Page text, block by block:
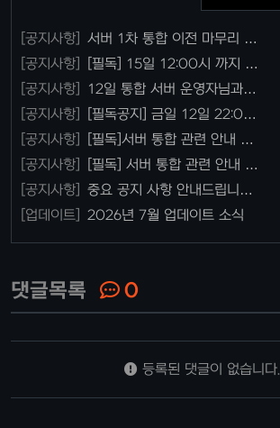
[공지사항]
서버 1차 통합 이전 마무리 16
일날에 마무리 됩니다.
[공지사항]
[필독] 15일 12:00시 까지 1
차 이전 신청 마무리 합니다.
[공지사항]
12일 통합 서버 운영자님과의
대화 내용 간략한 정리 버전입니다.
[공지사항]
[필독공지] 금일 12일 22:00
가량부터 통합 서버 영자님과 미팅관련 안
내
[공지사항]
[필독]서버 통합 관련 안내 3번
째 입니다.
[공지사항]
[필독] 서버 통합 관련 안내 공
지 2번째 입니다.
[공지사항]
중요 공지 사항 안내드립니다
모든 유저님들 픽독 바랍니다.
[업데이트]
2026년 7월 업데이트 소식
댓글목록 0
등록된 댓글이 없습니다.